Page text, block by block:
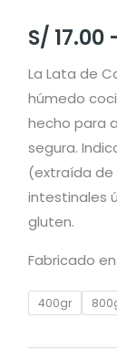
S/ 17.00
La Lata de
húmedo
hecho para
segura.
(extraída de
intestinales
gluten.
Fabricado
400gr